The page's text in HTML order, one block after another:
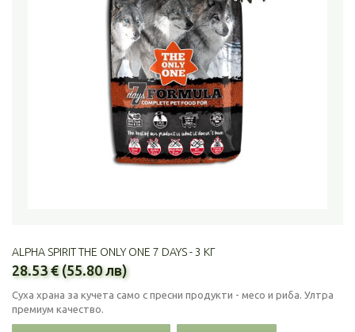
ALPHA SPIRIT THE ONLY ONE 7 DAYS - 3 КГ
28.53 € (55.80 лв)
Суха храна за кучета само с пресни продукти - месо и риба. Ултра
премиум качество.